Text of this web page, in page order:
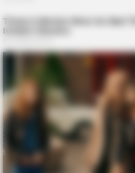
This $2 Toothpaste Trick Works